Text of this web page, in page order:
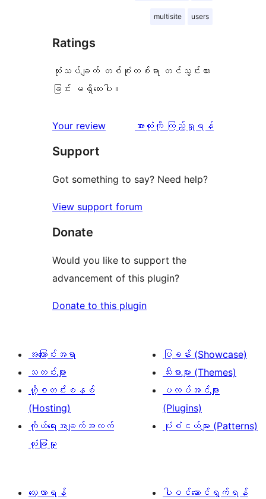
multisite users
Ratings
သုံးသပ်ချက် တစ်စုံတစ်ရာ တင်သွင်းထား
ခြင်း မရှိသေးပါ။
Your review
သုံးသပ်
အားလုံးကို ကြည့်ရှုရန်
Support
Got something to say? Need help?
View support forum
Donate
Would you like to support the
advancement of this plugin?
Donate to this plugin
အကြောင်းအရာ
သတင်းများ
ဟို့စတင်းစနစ်
(Hosting)
ကိုယ်ရေးအချက်အလက်
လုံခြုံမှု
ပြခန်း (Showcase)
သီးမားများ (Themes)
ပလပ်အင်များ
(Plugins)
ပုံစံငယ်များ (Patterns)
လေ့လာရန်
ပါဝင်ဆောင်ရွက်ရန်